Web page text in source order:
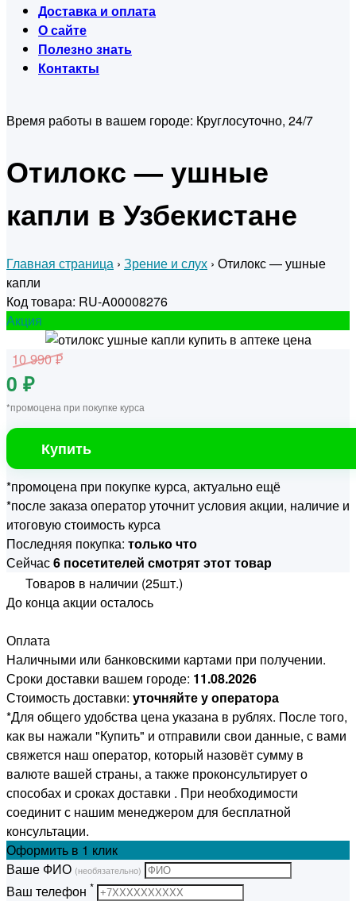
Доставка и оплата
О сайте
Полезно знать
Контакты
Время работы в вашем городе: Круглосуточно, 24/7
Отилокс — ушные
капли в Узбекистане
Главная страница › Зрение и слух › Отилокс — ушные
капли
Код товара: RU-A00008276
Акция
10 990 ₽
0 ₽
*промоцена при покупке курса
Купить
*промоцена при покупке курса, актуально ещё
*после заказа оператор уточнит условия акции, наличие и
итоговую стоимость курса
Последняя покупка: только что
Сейчас6 посетителей смотрят этот товар
Товаров в наличии (25шт.)
До конца акции осталось
Оплата
Наличными или банковскими картами при получении.
Сроки доставки вашем городе: 11.08.2026
Стоимость доставки: уточняйте у оператора
*Для общего удобства цена указана в рублях. После того,
как вы нажали "Купить" и отправили свои данные, с вами
свяжется наш оператор, который назовёт сумму в
валюте вашей страны, а также проконсультирует о
способах и сроках доставки . При необходимости
соединит с нашим менеджером для бесплатной
консультации.
Оформить в 1 клик
Ваше ФИО (необязательно)
Ваш телефон *